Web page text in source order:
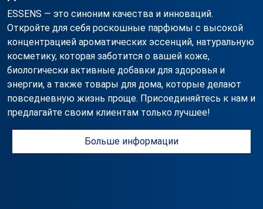
ESSENS — это синоним качества и инноваций.
Откройте для себя роскошные парфюмы с высокой
концентрацией ароматических эссенций, натуральную
косметику, которая заботится о вашей коже,
биологически активные добавки для здоровья и
энергии, а также товары для дома, которые делают
повседневную жизнь проще. Присоединяйтесь к нам и
предлагайте своим клиентам только лучшее!
Больше информации